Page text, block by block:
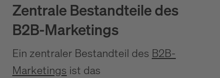
Zentrale Bestandteile des
B2B-Marketings
Ein zentraler Bestandteil des B2B-
Marketings ist das